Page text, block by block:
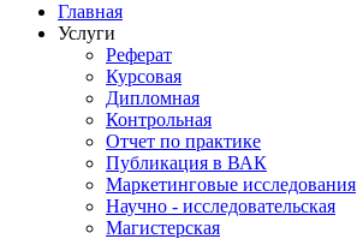
Главная
Услуги
Реферат
Курсовая
Дипломная
Контрольная
Отчет по практике
Публикация в ВАК
Маркетинговые исследования
Научно - исследовательская
Магистерская